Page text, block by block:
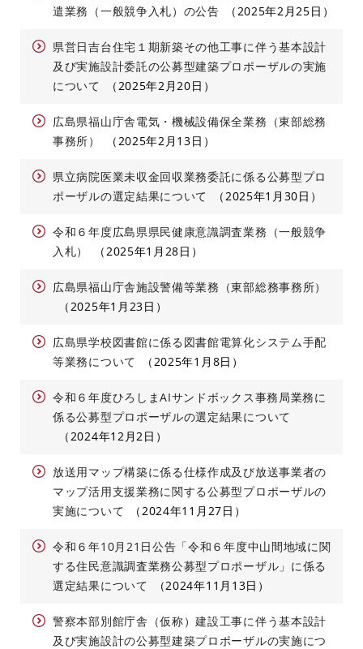
遣業務（一般競争入札）の公告
2025年2月25日
県営日吉台住宅１期新築その他工事に伴う基本設計
及び実施設計委託の公募型建築プロポーザルの実施
について
2025年2月20日
広島県福山庁舎電気・機械設備保全業務（東部総務
事務所）
2025年2月13日
県立病院医業未収金回収業務委託に係る公募型プロ
ポーザルの選定結果について
2025年1月30日
令和６年度広島県県民健康意識調査業務（一般競争
入札）
2025年1月28日
広島県福山庁舎施設警備等業務（東部総務事務所）
2025年1月23日
広島県学校図書館に係る図書館電算化システム手配
等業務について
2025年1月8日
令和６年度ひろしまAIサンドボックス事務局業務に
係る公募型プロポーザルの選定結果について
2024年12月2日
放送用マップ構築に係る仕様作成及び放送事業者の
マップ活用支援業務に関する公募型プロポーザルの
実施について
2024年11月27日
令和６年10月21日公告「令和６年度中山間地域に関
する住民意識調査業務公募型プロポーザル」に係る
選定結果について
2024年11月13日
警察本部別館庁舎（仮称）建設工事に伴う基本設計
及び実施設計の公募型建築プロポーザルの実施につ